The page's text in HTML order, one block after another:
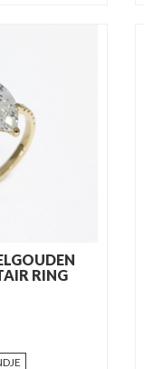
RING